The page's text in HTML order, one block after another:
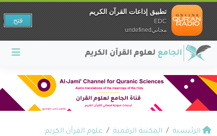
الرئيسية المكتبة الرقمية
علوم القرآن الكريم
تطبيق إذاعات القرآن الكريم
EDC
مجانيundefined
فتح